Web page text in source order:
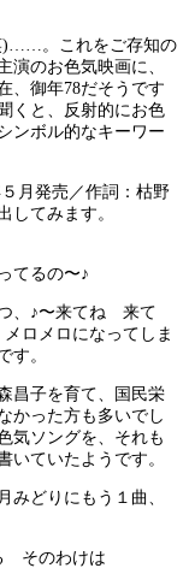
)……。これをご存知の
演のお色気映画に、
、御年78だそうです
くと、反射的にお色
ンボル的なキーワー
月発売／作詞：枯野
してみます。
るの〜♪
、♪〜来てね 来て
ロメロになってしま
す。
昌子を育て、国民栄
かった方も多いでし
気ソングを、それも
いていたようです。
みどりにもう１曲、
そのわけは